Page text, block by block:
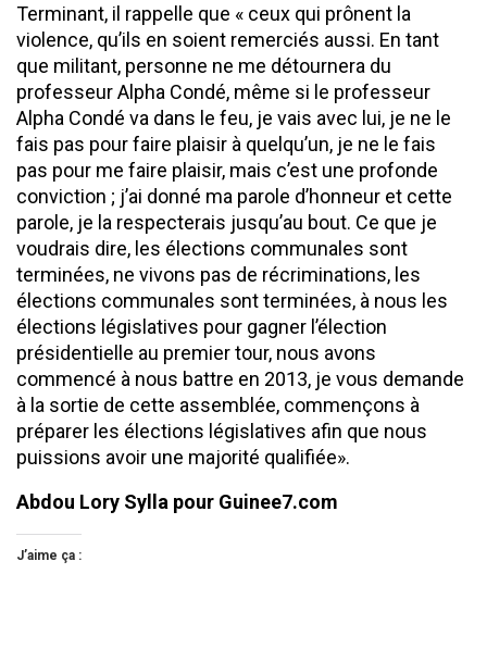
Terminant, il rappelle que « ceux qui prônent la
violence, qu’ils en soient remerciés aussi. En tant
que militant, personne ne me détournera du
professeur Alpha Condé, même si le professeur
Alpha Condé va dans le feu, je vais avec lui, je ne le
fais pas pour faire plaisir à quelqu’un, je ne le fais
pas pour me faire plaisir, mais c’est une profonde
conviction ; j’ai donné ma parole d’honneur et cette
parole, je la respecterais jusqu’au bout. Ce que je
voudrais dire, les élections communales sont
terminées, ne vivons pas de récriminations, les
élections communales sont terminées, à nous les
élections législatives pour gagner l’élection
présidentielle au premier tour, nous avons
commencé à nous battre en 2013, je vous demande
à la sortie de cette assemblée, commençons à
préparer les élections législatives afin que nous
puissions avoir une majorité qualifiée».
Abdou Lory Sylla pour Guinee7.com
J’aime ça :